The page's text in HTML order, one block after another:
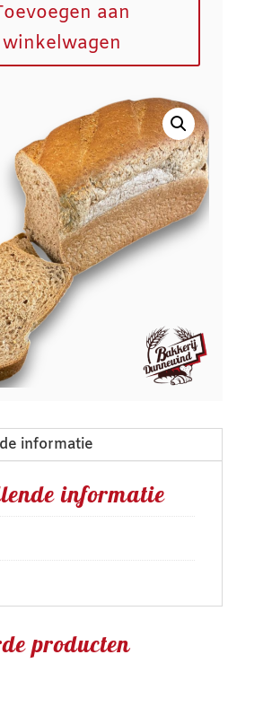
aan
winkelwagen
informatie
informatie
producten